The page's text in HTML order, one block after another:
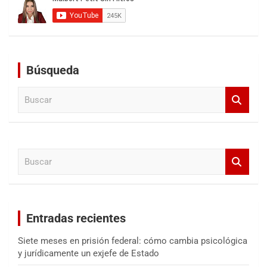
Búsqueda
Entradas recientes
Siete meses en prisión federal: cómo cambia psicológica
y jurídicamente un exjefe de Estado